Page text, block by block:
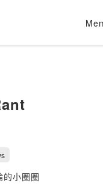
的小圈圈